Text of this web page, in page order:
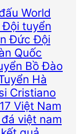
World
Đội tuyển
Đức Đội
Quốc
Bồ Đào
Hà
Cristiano
Việt Nam
việt nam